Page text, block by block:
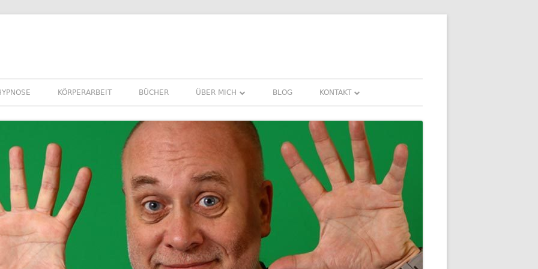
KÖRPERARBEIT BÜCHER ÜBER MICH
REFERENZEN ERFAHRUNGEN UND
NEWSLETTER
BLOG KONTAKT
DOWNLOADS
FAQ
DATENSCHUTZ
IMPRESSUM